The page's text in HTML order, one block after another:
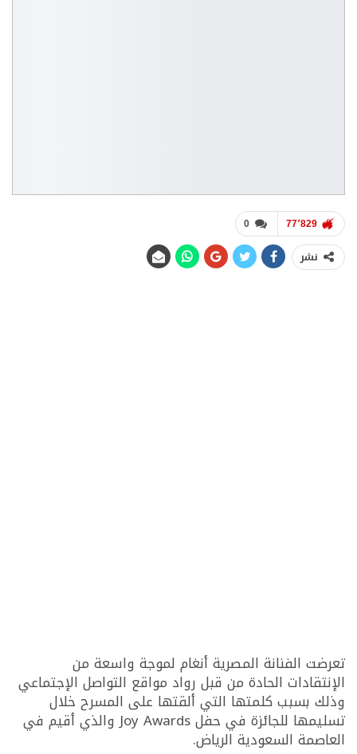
0 77٬829
نشر
تعرضت الفنانة المصرية أنغام لموجة واسعة من
الإنتقادات الحادة من قبل رواد مواقع التواصل الإجتماعي
وذلك بسبب كلمتها التي ألقتها على المسرح خلال
تسليمها للجائزة في حفل Joy Awards والذي أقيم في
العاصمة السعودية الرياض.